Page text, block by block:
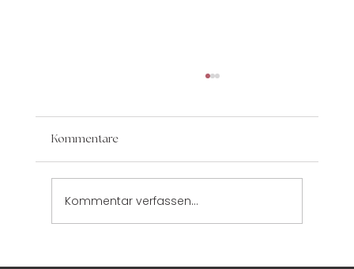
Kommentare
Kommentar verfassen...